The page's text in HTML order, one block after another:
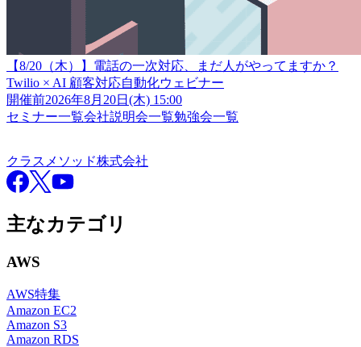
【8/20（木）】電話の一次対応、まだ人がやってますか？
Twilio × AI 顧客対応自動化ウェビナー
開催前2026年8月20日(木) 15:00
セミナー一覧会社説明会一覧勉強会一覧
クラスメソッド株式会社
Facebook
X YouTube
主なカテゴリ
AWS
AWS特集
Amazon EC2
Amazon S3
Amazon RDS